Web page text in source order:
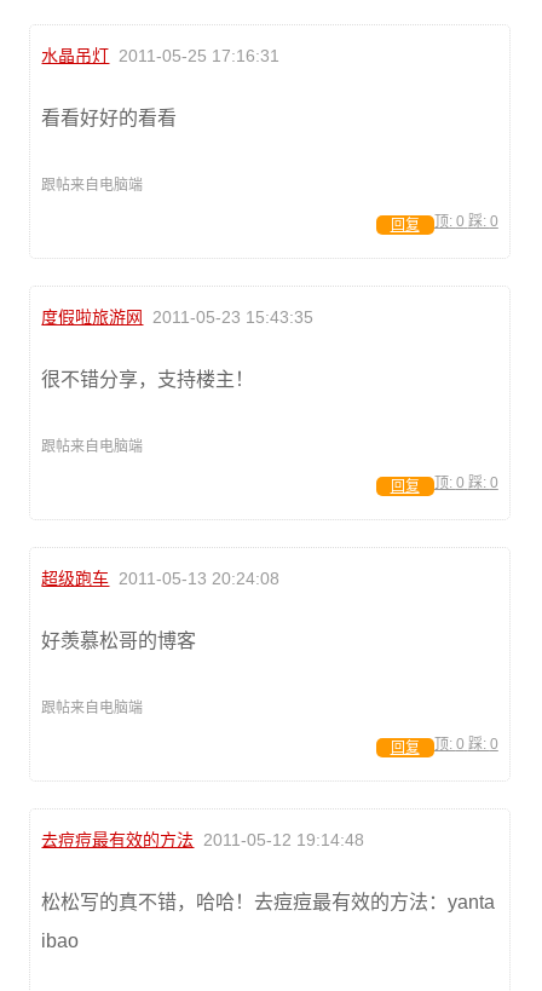
水晶吊灯 2011-05-25 17:16:31
看看好好的看看
跟帖来自电脑端
顶: 0 踩: 0
回复
度假啦旅游网 2011-05-23 15:43:35
很不错分享，支持楼主！
跟帖来自电脑端
顶: 0 踩: 0
回复
超级跑车 2011-05-13 20:24:08
好羡慕松哥的博客
跟帖来自电脑端
顶: 0 踩: 0
回复
去痘痘最有效的方法 2011-05-12 19:14:48
松松写的真不错，哈哈！去痘痘最有效的方法：yanta
ibao